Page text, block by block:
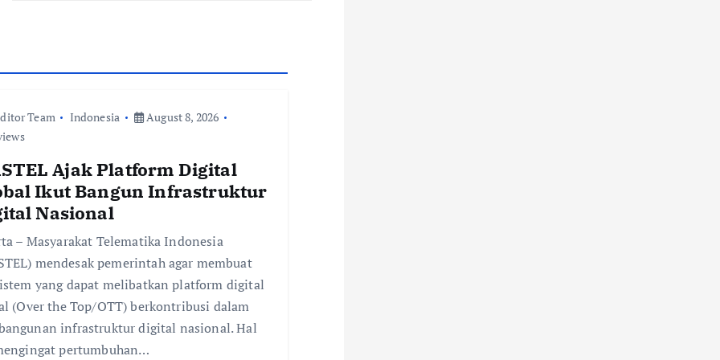
Team Indonesia
August 8, 2026
Ajak Platform Digital
Ikut Bangun Infrastruktur
Nasional
– Masyarakat Telematika Indonesia
mendesak pemerintah agar membuat
yang dapat melibatkan platform digital
(Over the Top/OTT) berkontribusi dalam
infrastruktur digital nasional. Hal
pertumbuhan…